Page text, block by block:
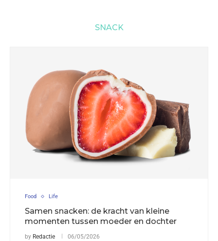
SNACK
Food Life
Samen snacken: de kracht van kleine
momenten tussen moeder en dochter
by Redactie 06/05/2026